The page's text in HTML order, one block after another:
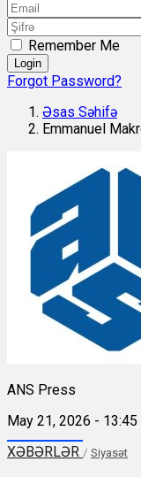
Remember Me
Login
Forgot Password?
Əsas Səhifə
Emmanuel
ANS Press
May 21, 2026 - 13:45
XƏBƏRLƏR / Siyasət